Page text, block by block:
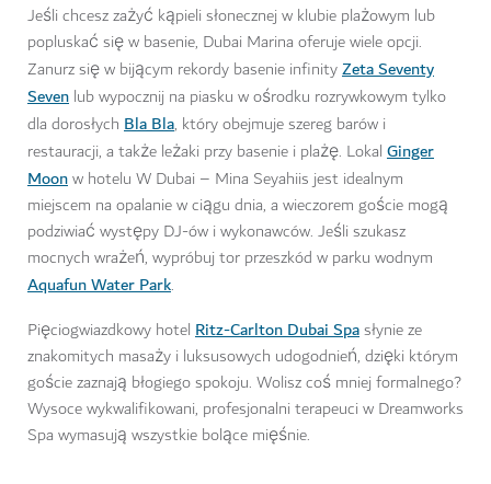
Jeśli chcesz zażyć kąpieli słonecznej w klubie plażowym lub
popluskać się w basenie, Dubai Marina oferuje wiele opcji.
Zanurz się w bijącym rekordy basenie infinityZeta Seventy
Seven lub wypocznij na piasku w ośrodku rozrywkowym tylko
dla dorosłych Bla Bla, który obejmuje szereg barów i
restauracji, a także leżaki przy basenie i plażę. Lokal Ginger
Moonw hotelu W Dubai – Mina Seyahiis jest idealnym
miejscem na opalanie w ciągu dnia, a wieczorem goście mogą
podziwiać występy DJ-ów i wykonawców. Jeśli szukasz
mocnych wrażeń, wypróbuj tor przeszkód w parku wodnym
Aquafun Water Park.
Pięciogwiazdkowy hotel Ritz-Carlton Dubai Spasłynie ze
znakomitych masaży i luksusowych udogodnień, dzięki którym
goście zaznają błogiego spokoju. Wolisz coś mniej formalnego?
Wysoce wykwalifikowani, profesjonalni terapeuci w Dreamworks
Spa wymasują wszystkie bolące mięśnie.